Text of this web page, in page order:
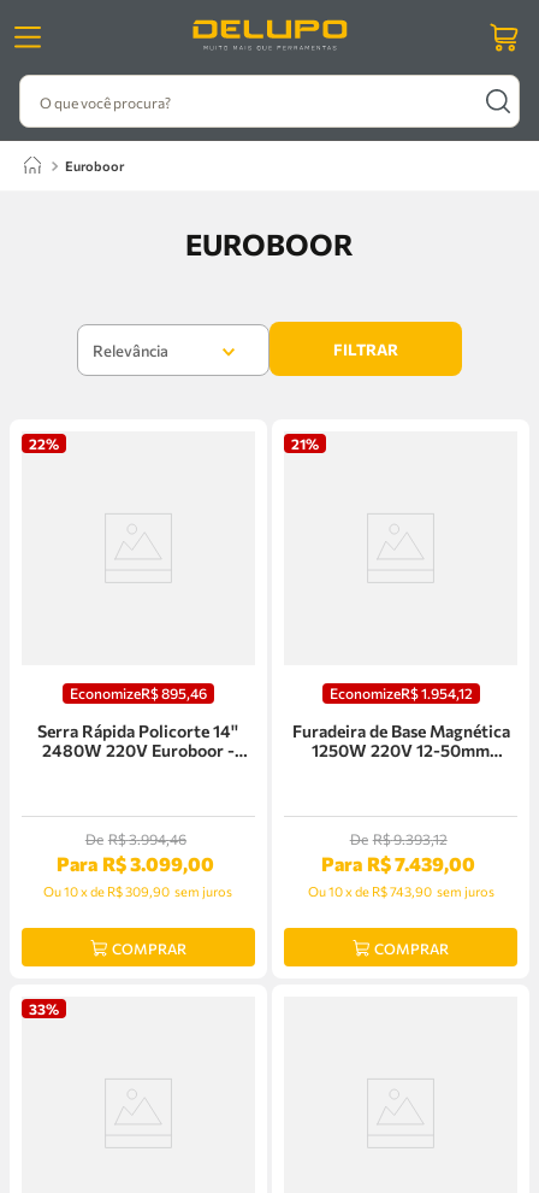
O que você procura?
euroboor
EUROBOOR
Relevância FILTRAR
22%
EconomizeR$895, 46
Serra Rápida Policorte 14''
2480W 220V Euroboor -
De R$3.994,46
Para R$3.099,00
Ou10xde R$ 309,90 sem juros
COMPRAR
21%
EconomizeR$1 954,12
Furadeira de Base Magnética
1250W 220V 12-50mm
De R$9.393,12
Para R$7.439,00
Ou10xde R$ 743,90 sem juros
COMPRAR
33%